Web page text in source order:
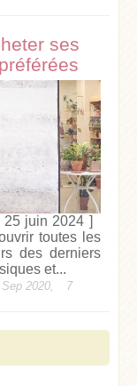
ses
25 juin 2024 ]
toutes les
des derniers
et...
2020, 7